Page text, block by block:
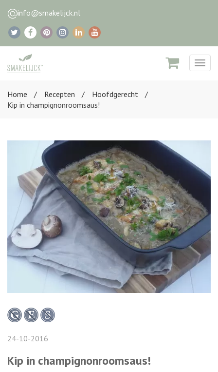
info@smakelijck.nl
Home
Recepten
Hoofdgerecht
Kip in champignonroomsaus!
24-10-2016
Kip in champignonroomsaus!